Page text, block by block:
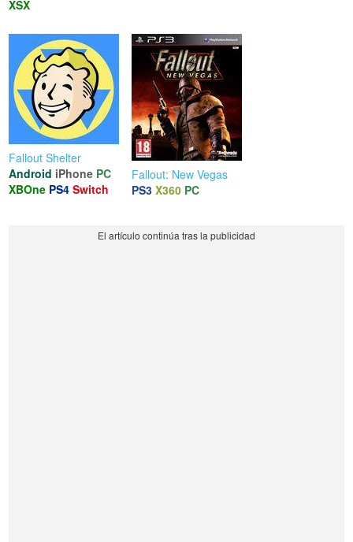
XSX
Fallout Shelter
Android iPhone PC
XBOne PS4 Switch
Fallout: New Vegas
PS3 X360 PC